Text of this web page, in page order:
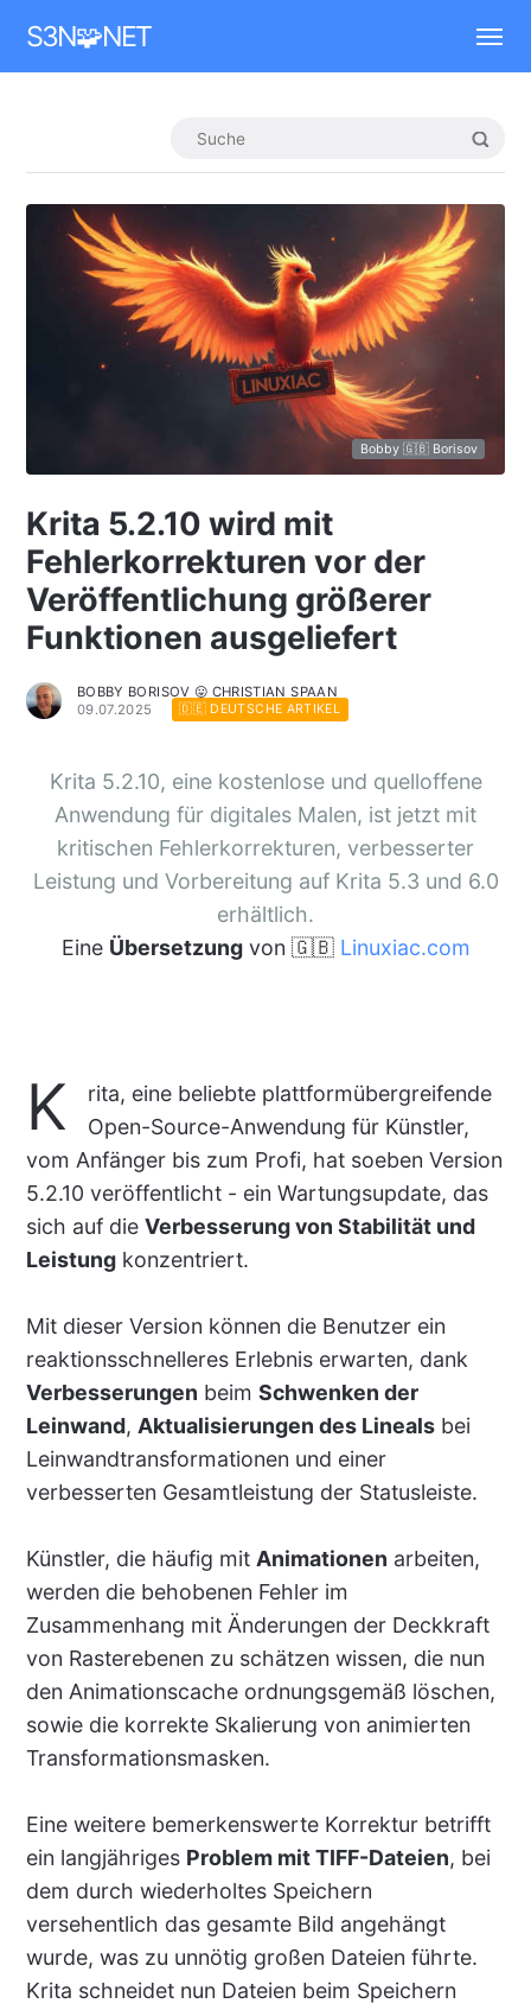
S3N🧩NET
Bobby 🇬🇧 Borisov
Krita 5.2.10 wird mit
Fehlerkorrekturen vor der
Veröffentlichung größerer
Funktionen ausgeliefert
BOBBY BORISOV 😛 CHRISTIAN SPAAN
09.07.2025
🇩🇪 DEUTSCHE ARTIKEL
Krita 5.2.10, eine kostenlose und quelloffene
Anwendung für digitales Malen, ist jetzt mit
kritischen Fehlerkorrekturen, verbesserter
Leistung und Vorbereitung auf Krita 5.3 und 6.0
erhältlich.
Eine Übersetzungvon 🇬🇧 Linuxiac.com
K
rita, eine beliebte plattformübergreifende
Open-Source-Anwendung für Künstler,
vom Anfänger bis zum Profi, hat soeben Version
5.2.10 veröffentlicht - ein Wartungsupdate, das
sich auf die Verbesserung von Stabilität und
Leistungkonzentriert.
Mit dieser Version können die Benutzer ein
reaktionsschnelleres Erlebnis erwarten, dank
Verbesserungen beim Schwenken der
Leinwand, Aktualisierungen des Linealsbei
Leinwandtransformationen und einer
verbesserten Gesamtleistung der Statusleiste.
Künstler, die häufig mit Animationen arbeiten,
werden die behobenen Fehler im
Zusammenhang mit Änderungen der Deckkraft
von Rasterebenen zu schätzen wissen, die nun
den Animationscache ordnungsgemäß löschen,
sowie die korrekte Skalierung von animierten
Transformationsmasken.
Eine weitere bemerkenswerte Korrektur betrifft
ein langjähriges Problem mit TIFF-Dateien, bei
dem durch wiederholtes Speichern
versehentlich das gesamte Bild angehängt
wurde, was zu unnötig großen Dateien führte.
Krita schneidet nun Dateien beim Speichern